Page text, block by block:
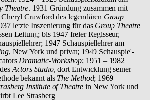
Theatre. 1931 Gründung zusammen mit
Crawford des legendären Group
letzte Inszenierung für das Group Theatre
Leitung; bis 1947 freier Regisseur,
1947 Schauspiellehrer am
, New York und privat; 1949 Schauspiel-
Dramatic-Workshop; 1951 – 1982
Actors Studio, dort Entwicklung seiner
bekannt als The Method; 1969
Institute of Theatre in New York und
Lee Strasberg.